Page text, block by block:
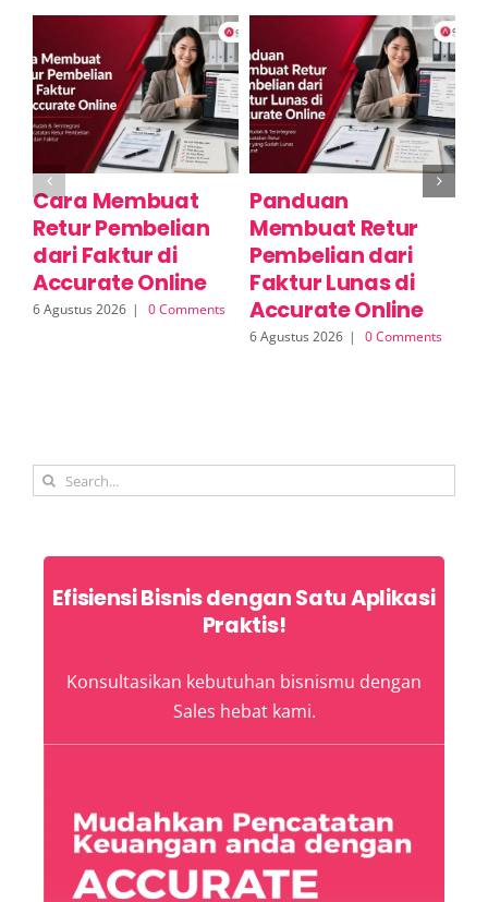
Cara Membuat
Retur Pembelian
dari Faktur di
Accurate Online
6 Agustus 2026 | 0 Comments
Panduan
Membuat Retur
Pembelian dari
Faktur Lunas di
Accurate Online
6 Agustus 2026 | 0 Comments
Search
Efisiensi Bisnis dengan Satu Aplikasi
Praktis!
Konsultasikan kebutuhan bisnismu dengan
Sales hebat kami.